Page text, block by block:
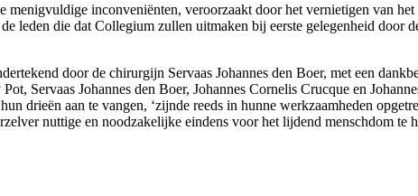
menigvuldige inconveniënten, veroorzaakt door het vernietigen van
leden die dat Collegium zullen uitmaken bij eerste gelegenheid door
door de chirurgijn Servaas Johannes den Boer, met een
Servaas Johannes den Boer, Johannes Cornelis Crucque en
drieën aan te vangen, ‘zijnde reeds in hunne werkzaamheden
nuttige en noodzakelijke eindens voor het lijdend menschdom te